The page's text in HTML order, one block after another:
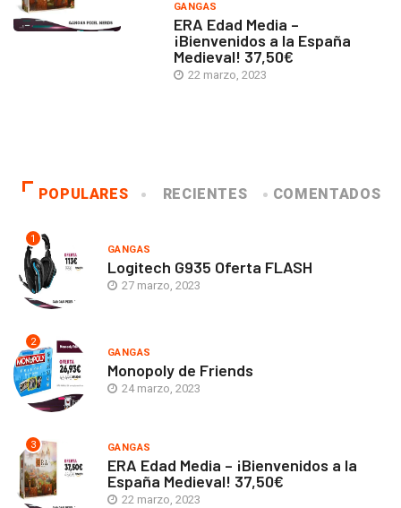
GANGAS
ERA Edad Media –
¡Bienvenidos a la España
Medieval! 37,50€
22 marzo, 2023
POPULARES RECIENTES COMENTADOS
1
GANGAS
Logitech G935 Oferta FLASH
27 marzo, 2023
2
GANGAS
Monopoly de Friends
24 marzo, 2023
3 GANGAS
ERA Edad Media – ¡Bienvenidos a la
España Medieval! 37,50€
22 marzo, 2023